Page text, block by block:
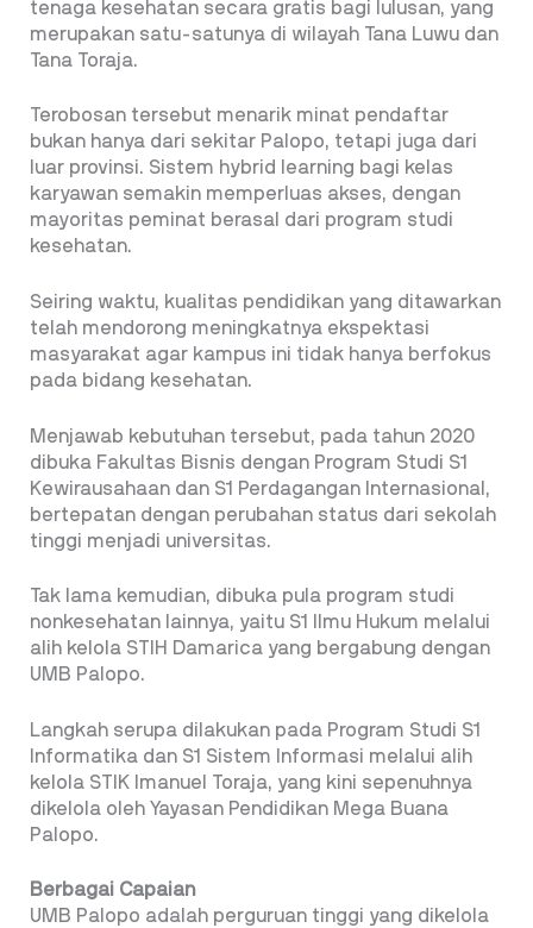
tenaga kesehatan secara gratis bagi lulusan, yang
merupakan satu-satunya di wilayah Tana Luwu dan
Tana Toraja.
Terobosan tersebut menarik minat pendaftar
bukan hanya dari sekitar Palopo, tetapi juga dari
luar provinsi. Sistem hybrid learning bagi kelas
karyawan semakin memperluas akses, dengan
mayoritas peminat berasal dari program studi
kesehatan.
Seiring waktu, kualitas pendidikan yang ditawarkan
telah mendorong meningkatnya ekspektasi
masyarakat agar kampus ini tidak hanya berfokus
pada bidang kesehatan.
Menjawab kebutuhan tersebut, pada tahun 2020
dibuka Fakultas Bisnis dengan Program Studi S1
Kewirausahaan dan S1 Perdagangan Internasional,
bertepatan dengan perubahan status dari sekolah
tinggi menjadi universitas.
Tak lama kemudian, dibuka pula program studi
nonkesehatan lainnya, yaitu S1 Ilmu Hukum melalui
alih kelola STIH Damarica yang bergabung dengan
UMB Palopo.
Langkah serupa dilakukan pada Program Studi S1
Informatika dan S1 Sistem Informasi melalui alih
kelola STIK Imanuel Toraja, yang kini sepenuhnya
dikelola oleh Yayasan Pendidikan Mega Buana
Palopo.
Berbagai Capaian
UMB Palopo adalah perguruan tinggi yang dikelola